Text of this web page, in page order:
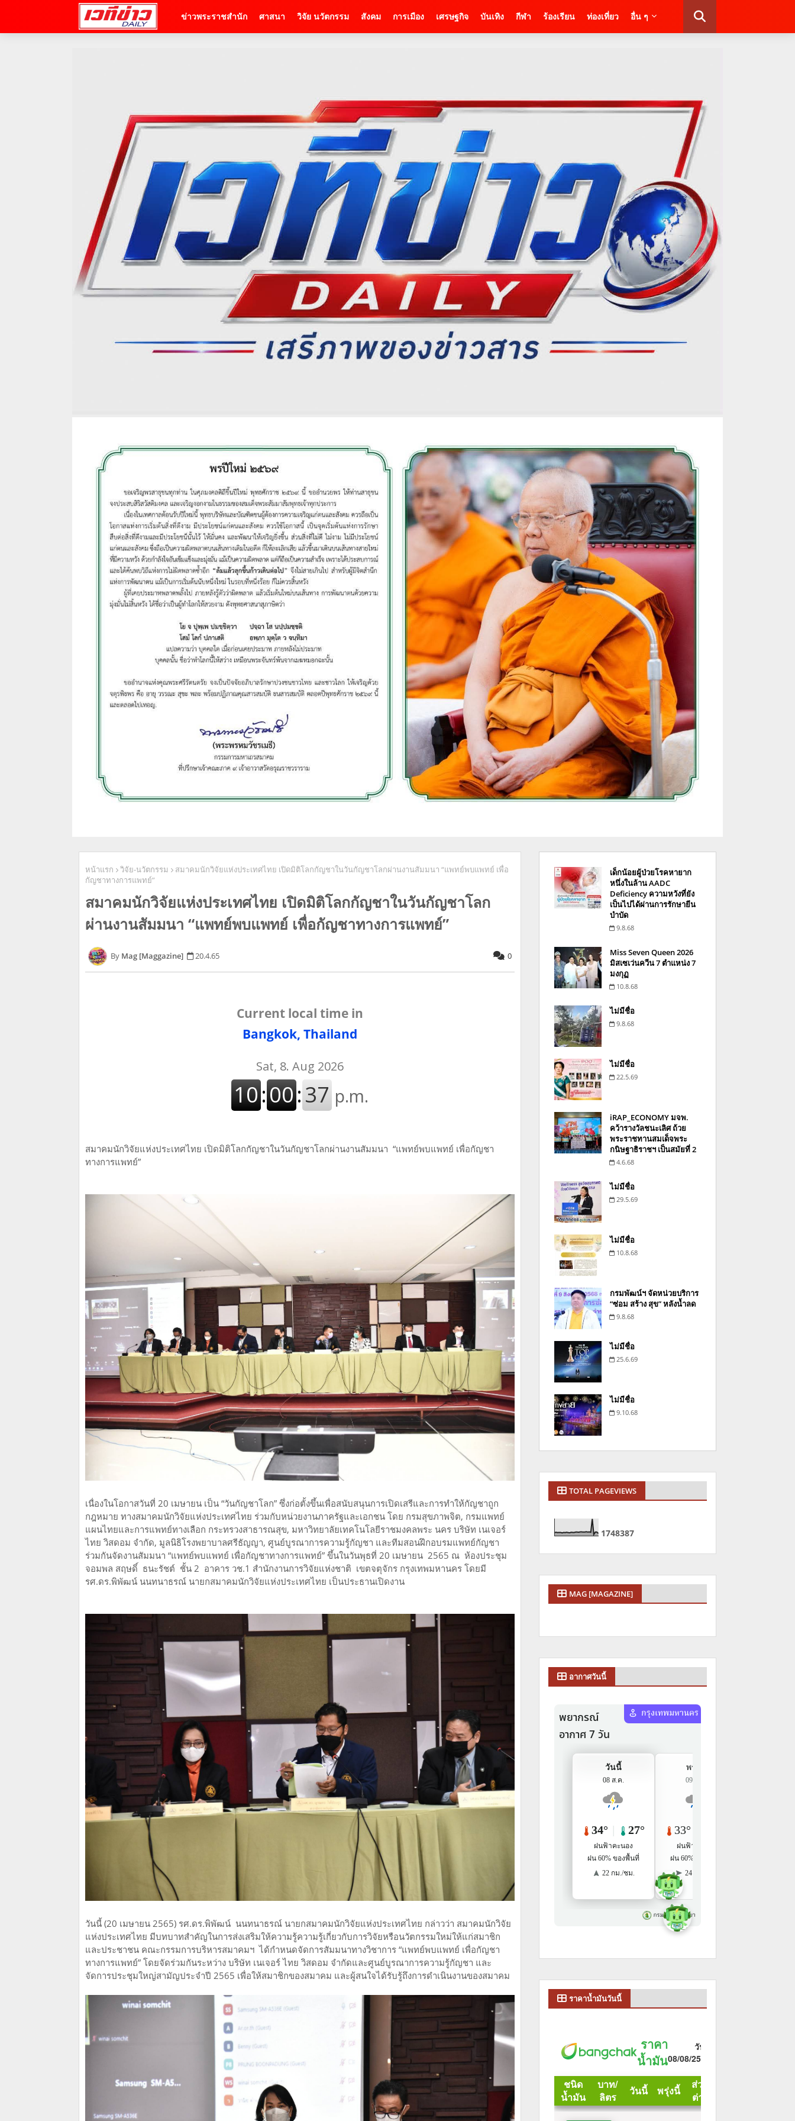
ข่าวพระราชสำนัก ศาสนา วิจัย นวัตกรรม สังคม การเมือง เศรษฐกิจ บันเทิง กีฬา ร้องเรียน ท่องเที่ยว อื่น ๆ
หน้าแรก วิจัย-นวัตกรรม
สมาคมนักวิจัยแห่งประเทศไทย เปิดมิติโลกกัญชาในวันกัญชาโลกผ่านงานสัมมนา “แพทย์พบแพทย์ เพื่อ
กัญชาทางการแพทย์” ​
สมาคมนักวิจัยแห่งประเทศไทย เปิดมิติโลกกัญชาในวันกัญชาโลก
ผ่านงานสัมมนา “แพทย์พบแพทย์ เพื่อกัญชาทางการแพทย์” ​
Mag [Maggazine] 20.4.65 0
Current local time in
Bangkok, Thailand
สมาคมนักวิจัยแห่งประเทศไทย เปิดมิติโลกกัญชาในวันกัญชาโลกผ่านงานสัมมนา “แพทย์พบแพทย์ เพื่อกัญชา
ทางการแพทย์”
เนื่องในโอกาสวันที่ 20 เมษายน เป็น “วันกัญชาโลก” ซึ่งก่อตั้งขึ้นเพื่อสนับสนุนการเปิดเสรีและการทำให้กัญชาถูก
กฎหมาย ทางสมาคมนักวิจัยแห่งประเทศไทย ร่วมกับหน่วยงานภาครัฐและเอกชน โดย กรมสุขภาพจิต, กรมแพทย์
แผนไทยและการแพทย์ทางเลือก กระทรวงสาธารณสุข, มหาวิทยาลัยเทคโนโลยีราชมงคลพระ นคร บริษัท เนเจอร์
ไทย วิสดอม จำกัด, มูลนิธิโรงพยาบาลศรีธัญญา, ศูนย์บูรณาการความรู้กัญชา และทีมสอนฝึกอบรมแพทย์กัญชา
ร่วมกันจัดงานสัมมนา “แพทย์พบแพทย์ เพื่อกัญชาทางการแพทย์” ขึ้นในวันพุธที่ 20 เมษายน 2565 ณ ห้องประชุม
จอมพล สฤษดิ์ ธนะรัชต์ ชั้น 2 อาคาร วช.1 สำนักงานการวิจัยแห่งชาติ เขตจตุจักร กรุงเทพมหานคร โดยมี
รศ.ดร.พิพัฒน์ นนทนาธรณ์ นายกสมาคมนักวิจัยแห่งประเทศไทย เป็นประธานเปิดงาน
วันนี้ (20 เมษายน 2565) รศ.ดร.พิพัฒน์ นนทนาธรณ์ นายกสมาคมนักวิจัยแห่งประเทศไทย กล่าวว่า สมาคมนักวิจัย
แห่งประเทศไทย มีบทบาทสำคัญในการส่งเสริมให้ความรู้ความรู้เกี่ยวกับการวิจัยหรือนวัตกรรมใหม่ให้แก่สมาชิก
และประชาชน คณะกรรมการบริหารสมาคมฯ ได้กำหนดจัดการสัมมนาทางวิชาการ “แพทย์พบแพทย์ เพื่อกัญชา
ทางการแพทย์” โดยจัดร่วมกันระหว่าง บริษัท เนเจอร์ ไทย วิสดอม จำกัดและศูนย์บูรณาการความรู้กัญชา และ
จัดการประชุมใหญ่สามัญประจำปี 2565 เพื่อให้สมาชิกของสมาคม และผู้สนใจได้รับรู้ถึงการดำเนินงานของสมาคม
เด็กน้อยผู้ป่วยโรคหายาก
หนึ่งในล้าน AADC
Deficiency ความหวังที่ยัง
เป็นไปได้ผ่านการรักษายีน
บำบัด
9.8.68
Miss Seven Queen 2026
มิสเซเว่นควีน 7 ตำแหน่ง 7
มงกุฏ
10.8.68
ไม่มีชื่อ
9.8.68
ไม่มีชื่อ
22.5.69
iRAP_ECONOMY มจพ.
คว้ารางวัลชนะเลิศ ถ้วย
พระราชทานสมเด็จพระ
กนิษฐาธิราชฯ เป็นสมัยที่ 2
4.6.68
ไม่มีชื่อ
29.5.69
ไม่มีชื่อ
10.8.68
กรมพัฒน์ฯ จัดหน่วยบริการ
“ซ่อม สร้าง สุข” หลังน้ำลด
9.8.68
ไม่มีชื่อ
25.6.69
ไม่มีชื่อ
9.10.68
TOTAL PAGEVIEWS
1748387
MAG [MAGAZINE]
อากาศวันนี้
ราคาน้ำมันวันนี้